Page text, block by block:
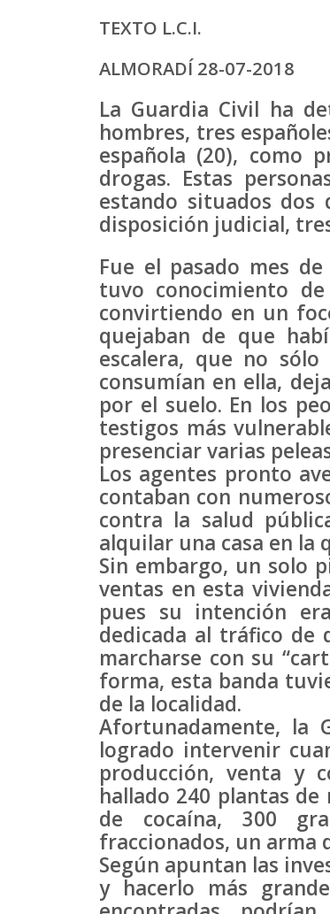
TEXTO L.C.I.
ALMORADÍ 28-07-2018
La Guardia Civil ha
hombres, tres
española (20), como
drogas. Estas
estando situados dos
disposición judicial,
Fue el pasado mes
tuvo conocimiento
convirtiendo en un
quejaban de que
escalera, que no
consumían en ella,
por el suelo. En los
testigos más
presenciar varias
Los agentes pronto
contaban con
contra la salud
alquilar una casa en la
Sin embargo, un solo
ventas en esta
pues su intención
dedicada al tráfico de
marcharse con su
forma, esta banda
de la localidad.
Afortunadamente, la
logrado intervenir
producción, venta y
hallado 240 plantas
de cocaína, 300
fraccionados, un arma
Según apuntan las
y hacerlo más